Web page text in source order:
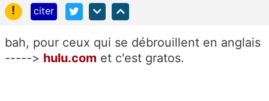
!
citer
bah, pour ceux qui se débrouillent en anglais
-----> hulu.com et c'est gratos.